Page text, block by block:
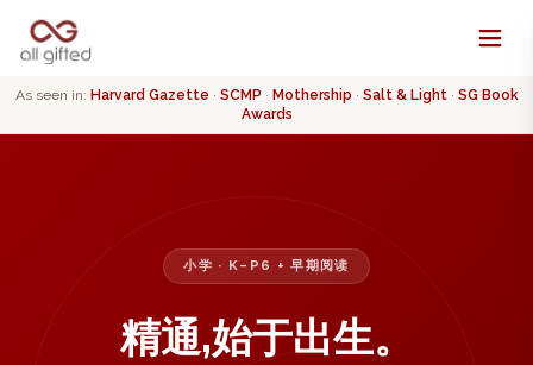
As seen in: Harvard Gazette · SCMP · Mothership · Salt & Light · SG Book
Awards
小学 · K–P6 + 早期阅读
精通,始于出生。